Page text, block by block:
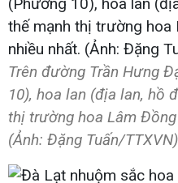
Trên đường Trần Hưng
10), hoa lan (địa lan, hồ
thị trường hoa Lâm
(Ảnh: Đặng Tuấn/TTXVN)